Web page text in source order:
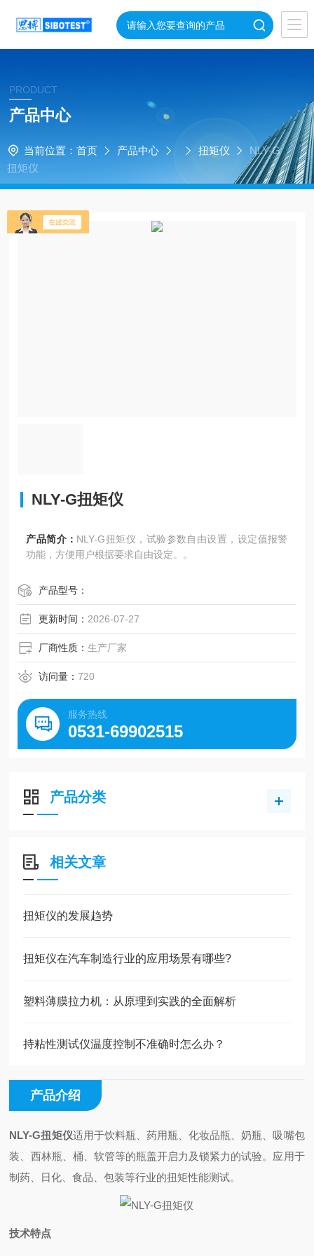
PRODUCT
产品中心
当前位置： 首页 产品中心 扭矩仪
NLY-G
扭矩仪
NLY-G扭矩仪
产品简介： NLY-G扭矩仪，试验参数自由设置，设定值报警
功能，方便用户根据要求自由设定。。
产品型号：
更新时间： 2026-07-27
厂商性质：生产厂家
访问量：720
服务热线
0531-69902515
产品分类
相关文章
扭矩仪的发展趋势
扭矩仪在汽车制造行业的应用场景有哪些?
塑料薄膜拉力机：从原理到实践的全面解析
持粘性测试仪温度控制不准确时怎么办？
产品介绍
NLY-G扭矩仪适用于饮料瓶、药用瓶、化妆品瓶、奶瓶、吸嘴包
装、西林瓶、桶、软管等的瓶盖开启力及锁紧力的试验。应用于
制药、日化、食品、包装等行业的扭矩性能测试。
技术特点